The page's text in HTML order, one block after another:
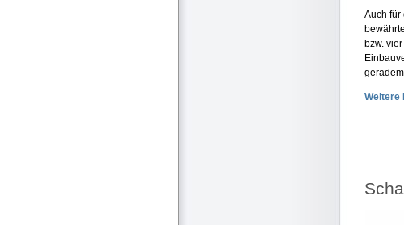
Auch
bzw.
Weitere